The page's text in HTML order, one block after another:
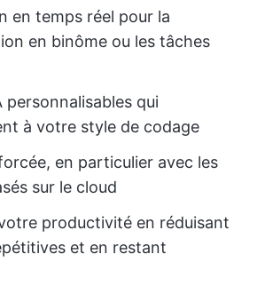
en temps réel pour la
en binôme ou les tâches
personnalisables qui
à votre style de codage
en particulier avec les
sur le cloud
productivité en réduisant
et en restant